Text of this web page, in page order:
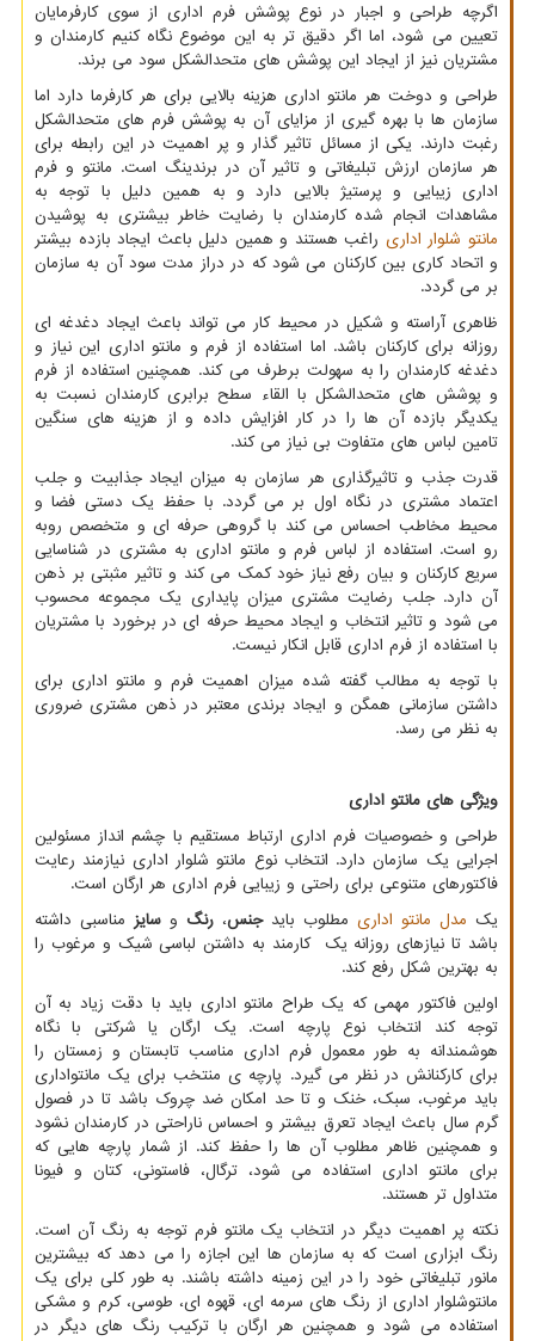
اگرچه طراحی و اجبار در نوع پوشش فرم اداری از سوی کارفرمایان
تعیین می شود، اما اگر دقیق تر به این موضوع نگاه کنیم کارمندان و
مشتریان نیز از ایجاد این پوشش های متحدالشکل سود می برند.
طراحی و دوخت هر مانتو اداری هزینه بالایی برای هر کارفرما دارد اما
سازمان ها با بهره گیری از مزایای آن به پوشش فرم های متحدالشکل
رغبت دارند. یکی از مسائل تاثیر گذار و پر اهمیت در این رابطه برای
هر سازمان ارزش تبلیغاتی و تاثیر آن در برندینگ است. مانتو و فرم
اداری زیبایی و پرستیژ بالایی دارد و به همین دلیل با توجه به
مشاهدات انجام شده کارمندان با رضایت خاطر بیشتری به پوشیدن
مانتو شلوار اداری راغب هستند و همین دلیل باعث ایجاد بازده بیشتر
و اتحاد کاری بین کارکنان می شود که در دراز مدت سود آن به سازمان
بر می گردد.
ظاهری آراسته و شکیل در محیط کار می تواند باعث ایجاد دغدغه ای
روزانه برای کارکنان باشد. اما استفاده از فرم و مانتو اداری این نیاز و
دغدغه کارمندان را به سهولت برطرف می کند. همچنین استفاده از فرم
و پوشش های متحدالشکل با القاء سطح برابری کارمندان نسبت به
یکدیگر بازده آن ها را در کار افزایش داده و از هزینه های سنگین
تامین لباس های متفاوت بی نیاز می کند.
قدرت جذب و تاثیرگذاری هر سازمان به میزان ایجاد جذابیت و جلب
اعتماد مشتری در نگاه اول بر می گردد. با حفظ یک دستی فضا و
محیط مخاطب احساس می کند با گروهی حرفه ای و متخصص روبه
رو است. استفاده از لباس فرم و مانتو اداری به مشتری در شناسایی
سریع کارکنان و بیان رفع نیاز خود کمک می کند و تاثیر مثبتی بر ذهن
آن دارد. جلب رضایت مشتری میزان پایداری یک مجموعه محسوب
می شود و تاثیر انتخاب و ایجاد محیط حرفه ای در برخورد با مشتریان
با استفاده از فرم اداری قابل انکار نیست.
با توجه به مطالب گفته شده میزان اهمیت فرم و مانتو اداری برای
داشتن سازمانی همگن و ایجاد برندی معتبر در ذهن مشتری ضروری
به نظر می رسد.
ویژگی های مانتو اداری
طراحی و خصوصیات فرم اداری ارتباط مستقیم با چشم انداز مسئولین
اجرایی یک سازمان دارد. انتخاب نوع مانتو شلوار اداری نیازمند رعایت
فاکتورهای متنوعی برای راحتی و زیبایی فرم اداری هر ارگان است.
یک مدل مانتو اداری مطلوب بایدجنس، رنگ و سایز مناسبی داشته
باشد تا نیازهای روزانه یک کارمند به داشتن لباسی شیک و مرغوب را
به بهترین شکل رفع کند.
اولین فاکتور مهمی که یک طراح مانتو اداری باید با دقت زیاد به آن
توجه کند انتخاب نوع پارچه است. یک ارگان یا شرکتی با نگاه
هوشمندانه به طور معمول فرم اداری مناسب تابستان و زمستان را
برای کارکنانش در نظر می گیرد. پارچه ی منتخب برای یک مانتواداری
باید مرغوب، سبک، خنک و تا حد امکان ضد چروک باشد تا در فصول
گرم سال باعث ایجاد تعرق بیشتر و احساس ناراحتی در کارمندان نشود
و همچنین ظاهر مطلوب آن ها را حفظ کند. از شمار پارچه هایی که
برای مانتو اداری استفاده می شود، ترگال، فاستونی، کتان و فیونا
متداول تر هستند.
نکته پر اهمیت دیگر در انتخاب یک مانتو فرم توجه به رنگ آن است.
رنگ ابزاری است که به سازمان ها این اجازه را می دهد که بیشترین
مانور تبلیغاتی خود را در این زمینه داشته باشند. به طور کلی برای یک
مانتوشلوار اداری از رنگ های سرمه ای، قهوه ای، طوسی، کرم و مشکی
استفاده می شود و همچنین هر ارگان با ترکیب رنگ های دیگر در